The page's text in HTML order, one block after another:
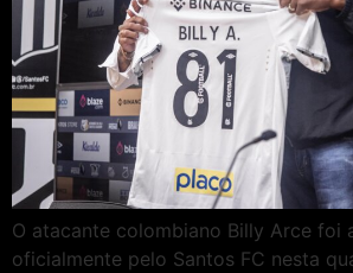
O atacante colombiano Billy Arce foi
oficialmente pelo Santos FC nesta